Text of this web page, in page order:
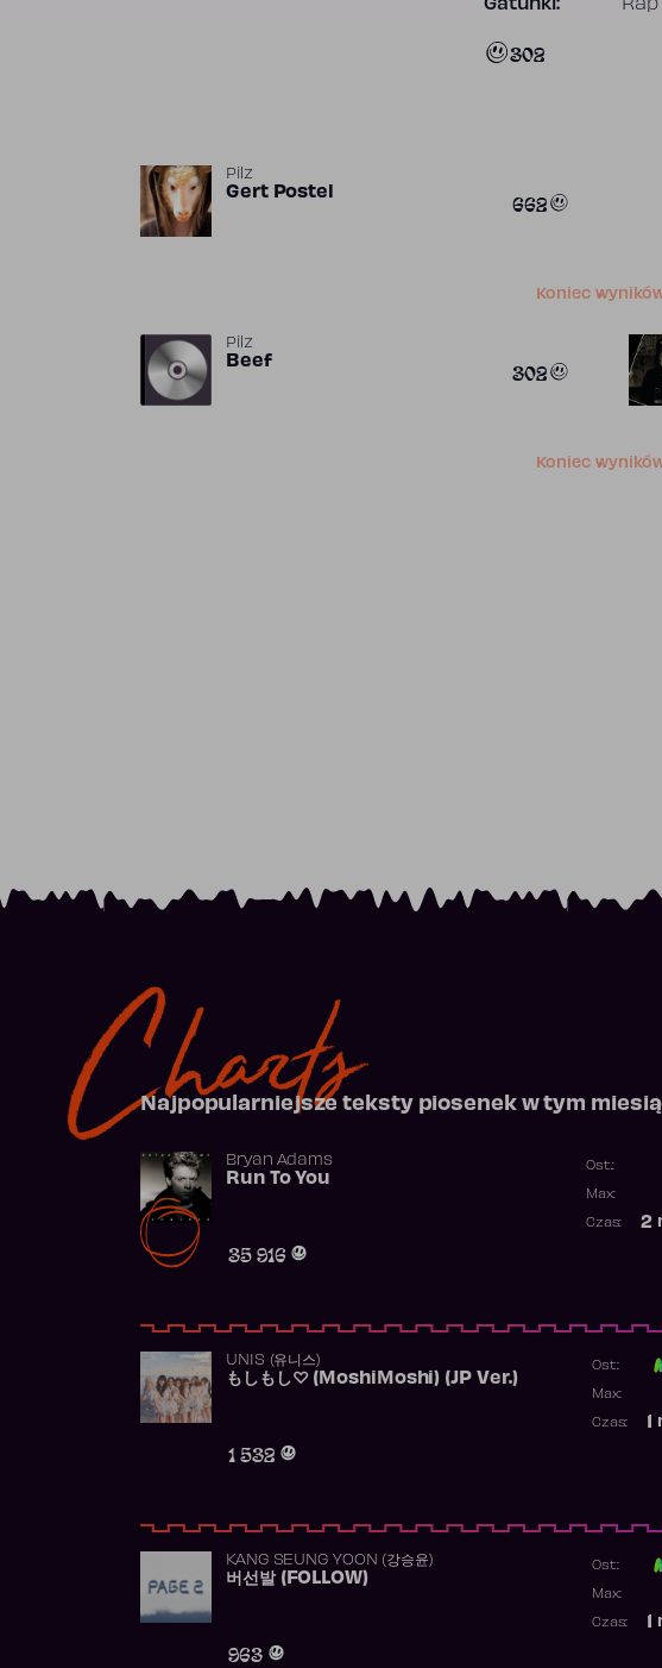
Gatunki: Rap
302
Pilz
Gert Postel 662
Koniec
Pilz
Beef 302
Koniec
Charts
Najpopularniejsze teksty piosenek w tym
Bryan Adams
Run To You
35 916
Ost.:
Max:
2
Czas:
UNIS (유니스)
もしもし♡ (MoshiMoshi) (JP Ver.)
1 532
Ost:
Max:
Czas:
KANG SEUNG YOON (강승윤)
버선발 (FOLLOW)
963
Ost:
Max:
Czas: